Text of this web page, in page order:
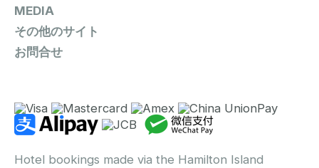
MEDIA
その他のサイト
お問合せ
Hotel bookings made via the Hamilton Island